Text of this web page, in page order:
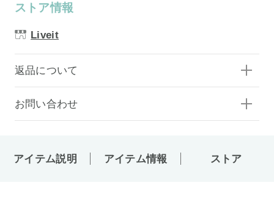
ストア情報
Liveit
返品について
お問い合わせ
アイテム説明 アイテム情報 ストア